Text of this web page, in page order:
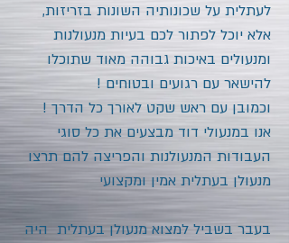
לעתלית על שכונותיה השונות בזריזות,
אלא יוכל לפתור לכם בעיות מנעולנות
ומנעולים באיכות גבוהה מאוד שתוכלו
להישאר עם רגועים ובטוחים !
וכמובן עם ראש שקט לאורך כל הדרך !
אנו במנעולי דוד מבצעים את כל סוגי
העבודות המנעולנות והפריצה להם תרצו
מנעולן בעתלית אמין ומקצועי
בעבר בשביל למצוא מנעולן בעתלית היה